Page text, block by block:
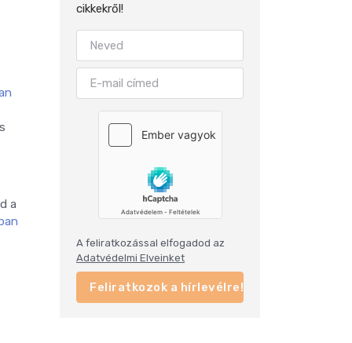
a
cikkekről!
A feliratkozással elfogadod az
Adatvédelmi Elveinket
Feliratkozok a hírlevélre!